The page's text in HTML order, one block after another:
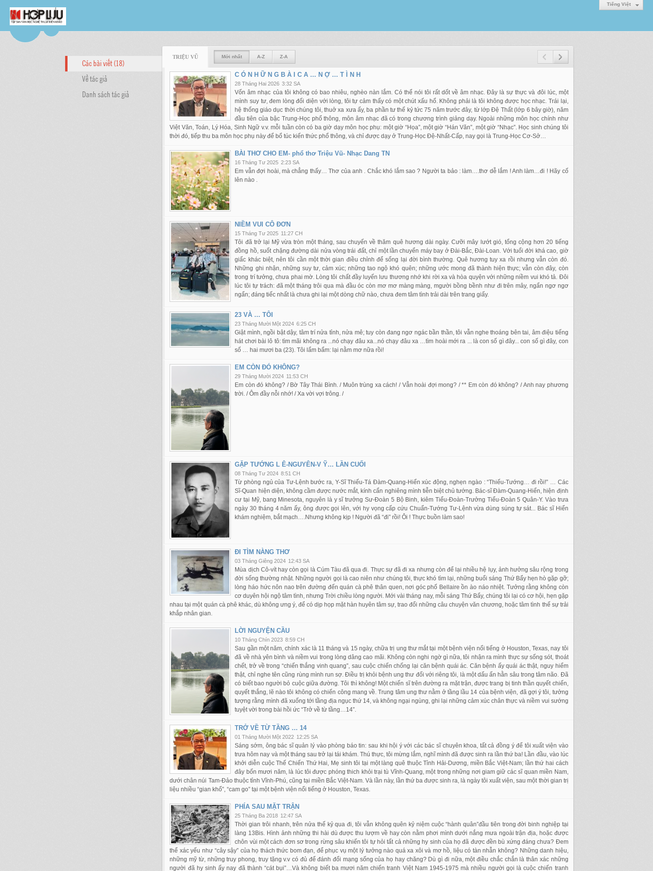
Tiếng Việt
Các bài viết (18)
Về tác giả
Danh sách tác giả
TRIỆU VŨ Mới nhất A-Z Z-A
C Ó N H Ữ N G B À I C A … N Ợ … T Ì N H
28 Tháng Hai 2026 3:32 SA
Vốn âm nhạc của tôi không có bao nhiêu, nghèo nàn lắm. Có thể nói tôi rất dốt về âm nhạc. Đây là sự thực và đôi lúc, một
mình suy tư, đem lòng đối diện với lòng, tôi tự cảm thấy có một chút xấu hổ. Không phải là tôi không được học nhạc. Trái lại,
hệ thống giáo dục thời chúng tôi, thuở xa xưa ấy, ba phần tư thế kỷ tức 75 năm trước đây, từ lớp Đệ Thất (lớp 6 bây giờ), năm
đầu tiên của bậc Trung-Học phổ thông, môn âm nhạc đã có trong chương trình giảng dạy. Ngoài những môn học chính như
Việt Văn, Toán, Lý Hóa, Sinh Ngữ v.v. mỗi tuần còn có ba giờ dạy môn học phụ: một giờ “Họa”, một giờ “Hán Văn”, một giờ “Nhạc”. Học sinh chúng tôi
thời đó, tiếp thu ba môn học phụ này để bổ túc kiến thức phổ thông, và chỉ được dạy ở Trung-Học Đệ-Nhất-Cấp, nay gọi là Trung-Học Cơ-Sở…
BÀI THƠ CHO EM- phổ thơ Triệu Vũ- Nhạc Dang TN
16 Tháng Tư 2025 2:23 SA
Em vẫn đợi hoài, mà chẳng thấy… Thơ của anh . Chắc khó lắm sao ? Người ta bảo : làm….thơ dễ lắm ! Anh làm…đi ! Hãy cố
lên nào .
NIỀM VUI CÔ ĐƠN
15 Tháng Tư 2025 11:27 CH
Tôi đã trở lại Mỹ vừa tròn một tháng, sau chuyến về thăm quê hương dài ngày. Cưỡi mây lướt gió, tổng cộng hơn 20 tiếng
đồng hồ, suốt chặng đường dài nửa vòng trái đất, chỉ một lần chuyển máy bay ở Đài-Bắc, Đài-Loan. Với tuổi đời khá cao, giờ
giấc khác biệt, nên tôi cần một thời gian điều chỉnh để sống lại đời bình thường. Quê hương tuy xa rồi nhưng vẫn còn đó.
Những ghi nhận, những suy tư, cảm xúc; những tao ngộ khó quên; những ước mong đã thành hiện thực; vẫn còn đây, còn
trong trí tưởng, chưa phai mờ. Lòng tôi chất đầy luyến lưu thương nhớ khi rời xa và hòa quyện với những niềm vui khó tả. Đôi
lúc tôi tự trách: đã một tháng trôi qua mà đầu óc còn mơ mơ màng màng, mgười bồng bềnh như đi trên mây, ngẩn ngơ ngơ
ngẩn; đáng tiếc nhất là chưa ghi lại một dòng chữ nào, chưa đem tâm tình trải dài trên trang giấy.
23 VÀ … TÔI
23 Tháng Mười Một 2024 6:25 CH
Giật mình, ngồi bật dậy, tâm trí nửa tỉnh, nửa mê; tuy còn đang ngơ ngác bần thần, tôi vẫn nghe thoáng bên tai, âm điệu tiếng
hát chơi bài lô tô: tìm mãi không ra ...nó chạy đâu xa...nó chạy đâu xa …tìm hoài mới ra ... là con số gì đây... con số gì đây, con
số … hai mươi ba (23). Tôi lẩm bẩm: lại nằm mơ nữa rồi!
EM CÒN ĐÓ KHÔNG?
29 Tháng Mười 2024 11:53 CH
Em còn đó không? / Bờ Tây Thái Bình. / Muôn trùng xa cách! / Vẫn hoài đợi mong? / ** Em còn đó không? / Anh nay phương
trời. / Ôm đầy nỗi nhớ! / Xa vời vợi trông. /
GẶP TƯỚNG L Ê-NGUYÊN-V Ỹ… LẦN CUỐI
08 Tháng Tư 2024 8:51 CH
Từ phòng ngủ của Tư-Lệnh bước ra, Y-Sĩ Thiếu-Tá Đàm-Quang-Hiển xúc động, nghẹn ngào : “Thiếu-Tướng… đi rồi!” … Các
Sĩ-Quan hiện diện, không cầm được nước mắt, kính cẩn nghiêng mình tiễn biệt chủ tướng. Bác-sĩ Đàm-Quang-Hiển, hiện định
cư tại Mỹ, bang Minesota, nguyên là y sĩ trưởng Sư-Đoàn 5 Bộ Binh, kiêm Tiểu-Đoàn-Trưởng Tiểu-Đoàn 5 Quân-Y. Vào trưa
ngày 30 tháng 4 năm ấy, ông được gọi lên, với hy vọng cấp cứu Chuẩn-Tướng Tư-Lệnh vừa dùng súng tự sát... Bác sĩ Hiển
khám nghiệm, bắt mạch….Nhưng không kịp ! Người đã “đi” rồi! Ôi ! Thực buồn làm sao!
ĐI TÌM NÀNG THƠ
03 Tháng Giêng 2024 12:43 SA
Mùa dịch Cô-vít hay còn gọi là Cúm Tàu đã qua đi. Thực sự đã đi xa nhưng còn để lại nhiều hệ lụy, ảnh hưởng sâu rộng trong
đời sống thường nhật. Những người gọi là cao niên như chúng tôi, thực khó tìm lại, những buổi sáng Thứ Bẩy hẹn hò gặp gỡ;
lòng háo hức nôn nao trên đường đến quán cà phê thân quen, nơi góc phố Bellaire ồn ào náo nhiệt. Tưởng rằng không còn
cơ duyên hội ngộ tâm tình, nhưng Trời chiều lòng người. Mới vài tháng nay, mỗi sáng Thứ Bẩy, chúng tôi lại có cơ hội, hẹn gặp
nhau tại một quán cà phê khác, dù không ưng ý, để có dịp họp mặt hàn huyên tâm sự, trao đổi những câu chuyện văn chương, hoặc tâm tình thế sự trải
khắp nhân gian.
LỜI NGUYỆN CẦU
10 Tháng Chín 2023 8:59 CH
Sau gần một năm, chính xác là 11 tháng và 15 ngày, chữa trị ung thư mắt tại một bệnh viện nổi tiếng ở Houston, Texas, nay tôi
đã về nhà yên bình và niềm vui trong lòng dâng cao mãi. Không còn nghi ngờ gì nữa, tôi nhận ra mình thực sự sống sót, thoát
chết, trở về trong “chiến thắng vinh quang”, sau cuộc chiến chống lại căn bệnh quái ác. Căn bệnh ấy quái ác thật, nguy hiểm
thật, chỉ nghe tên cũng rùng mình run sợ. Điều trị khỏi bệnh ung thư đối với riêng tôi, là một dấu ấn hằn sâu trong tâm não. Đã
có biết bao người bỏ cuộc giữa đường. Tôi thì không! Một chiến sĩ trên đường ra mặt trận, được trang bị tinh thần quyết chiến,
quyết thắng, lẽ nào tôi không có chiến công mang về. Trung tâm ung thư nằm ở tầng lầu 14 của bệnh viện, đã gợi ý tôi, tưởng
tượng rằng mình đã xuống tới tầng địa ngục thứ 14, và không ngại ngùng, ghi lại những cảm xúc chân thực và niềm vui sướng
tuyệt vời trong bài hồi ức “Trở về từ tầng…14”.
TRỞ VỀ TỪ TẦNG … 14
01 Tháng Mười Một 2022 12:25 SA
Sáng sớm, ông bác sĩ quản lý vào phòng báo tin: sau khi hội ý với các bác sĩ chuyên khoa, tất cả đồng ý để tôi xuất viện vào
trưa hôm nay và một tháng sau trở lại tái khám. Thú thực, tôi mừng lắm, nghĩ mình đã được sinh ra lần thứ ba! Lần đầu, vào lúc
khởi diễn cuộc Thế Chiến Thứ Hai, Mẹ sinh tôi tại một làng quê thuộc Tỉnh Hải-Dương, miền Bắc Việt-Nam; lần thứ hai cách
đây bốn mươi năm, là lúc tôi được phóng thich khỏi trại tù Vĩnh-Quang, một trong những nơi giam giữ các sĩ quan miền Nam,
dưới chân núi Tam-Đảo thuộc tỉnh Vĩnh-Phú, cũng tại miền Bắc Việt-Nam. Và lần này, lần thứ ba được sinh ra, là ngày tôi xuất viện, sau một thời gian trị
liệu nhiều “gian khổ”, “cam go” tại một bệnh viện nổi tiếng ở Houston, Texas.
PHÍA SAU MẶT TRẬN
25 Tháng Ba 2018 12:47 SA
Thời gian trôi nhanh, trên nửa thế kỷ qua đi, tôi vẫn không quên kỷ niệm cuộc “hành quân”đầu tiên trong đời binh nghiệp tại
làng 13Bis. Hình ảnh những thi hài dù được thu lượm về hay còn nằm phơi mình dưới nắng mưa ngoài trận địa, hoặc được
chôn vùi một cách đơn sơ trong rừng sâu khiến tôi tự hỏi tất cả những hy sinh của họ đã được đền bù xứng đáng chưa? Đem
thể xác yếu như “cây sậy” của họ thách thức bom đạn, để phục vụ một lý tưởng nào quá xa xôi và mơ hồ, liệu có tàn nhẫn không? Những danh hiệu,
những mỹ từ, những truy phong, truy tặng v.v có đủ để đánh đổi mạng sống của họ hay chăng? Dù gì đi nữa, một điều chắc chắn là thân xác những
người đã hy sinh ấy nay đã thành “cát bụi”…Và không biết ba mươi năm chiến tranh Việt Nam 1945-1975 mà nhiều người gọi là cuộc chiến tranh